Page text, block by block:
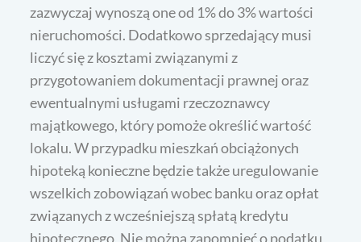
zazwyczaj wynoszą one od 1% do 3% wartości
nieruchomości. Dodatkowo sprzedający musi
liczyć się z kosztami związanymi z
przygotowaniem dokumentacji prawnej oraz
ewentualnymi usługami rzeczoznawcy
majątkowego, który pomoże określić wartość
lokalu. W przypadku mieszkań obciążonych
hipoteką konieczne będzie także uregulowanie
wszelkich zobowiązań wobec banku oraz opłat
związanych z wcześniejszą spłatą kredytu
hipotecznego. Nie można zapomnieć o podatku